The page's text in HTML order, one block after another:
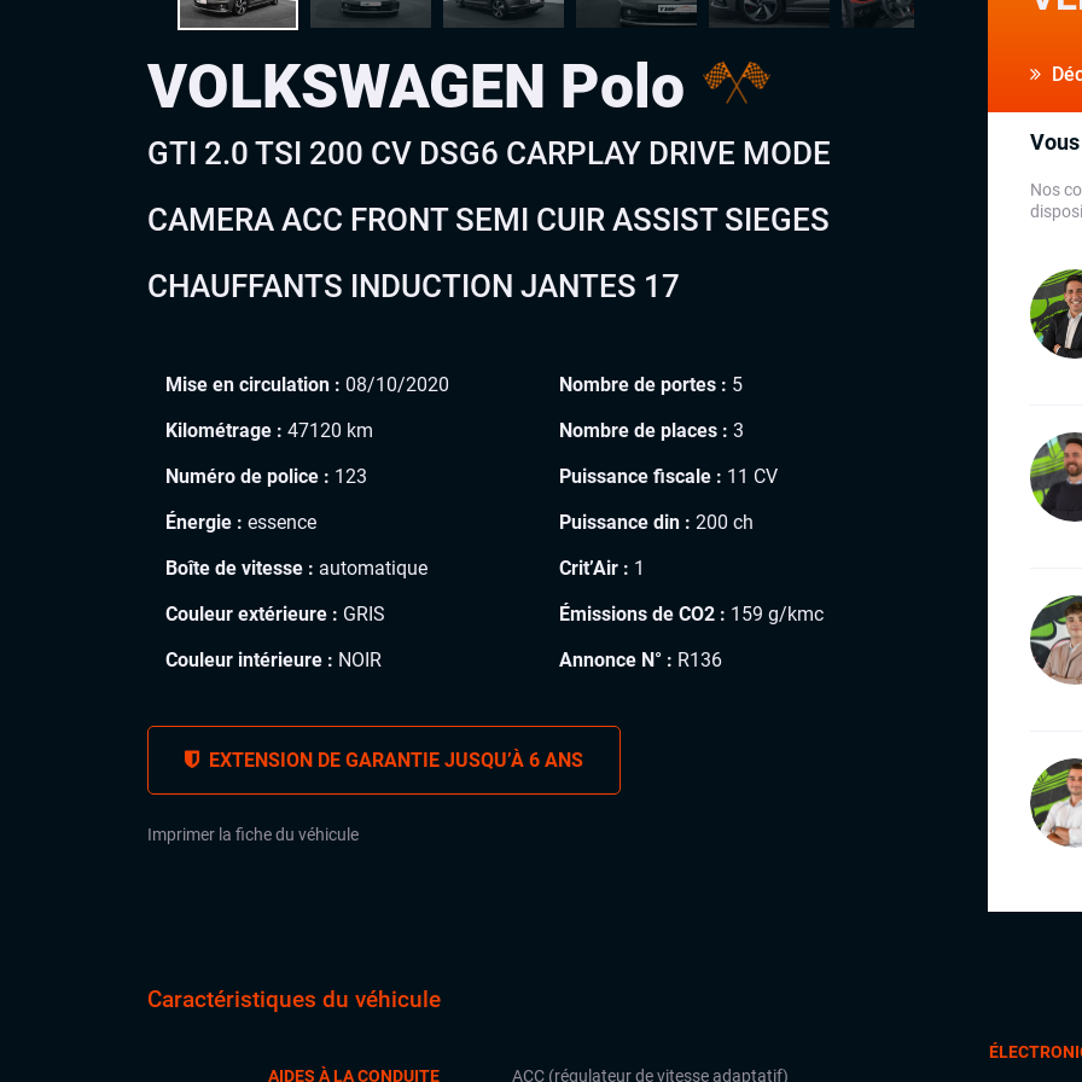
VOLKSWAGEN Polo
GTI 2.0 TSI 200 CV DSG6 CARPLAY DRIVE MODE
CAMERA ACC FRONT SEMI CUIR ASSIST SIEGES
CHAUFFANTS INDUCTION JANTES 17
Mise en circulation : 08/10/2020
Kilométrage : 47120 km
Numéro de police : 123
Énergie : essence
Boîte de vitesse : automatique
Couleur extérieure : GRIS
Couleur intérieure : NOIR
Nombre de portes : 5
Nombre de places : 3
Puissance fiscale : 11 CV
Puissance din : 200 ch
Crit’Air : 1
Émissions de CO2 : 159 g/kmc
Annonce N° : R136
EXTENSION DE GARANTIE JUSQU’À 6 ANS
Imprimer la fiche du véhicule
Nos
Caractéristiques du véhicule
AIDES À LA CONDUITE
ACC (régulateur de vitesse adaptatif)